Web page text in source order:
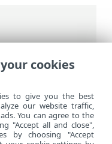
> ESET
cookies
to give you the best
our website traffic,
You can agree to the
"Accept all and close",
by choosing "Accept